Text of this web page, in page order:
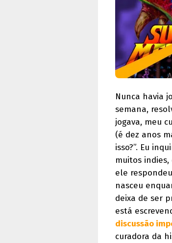
Nunca havia
semana,
jogava, meu
(é dez anos
isso?”. Eu
muitos
ele
nasceu
deixa de ser
está
discussão
curadora da